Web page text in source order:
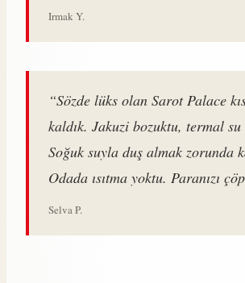
Irmak Y.
“Sözde lüks olan Sarot Palace
kaldık. Jakuzi bozuktu, termal su
Soğuk suyla duş almak zorunda
Odada ısıtma yoktu. Paranızı
Selva P.